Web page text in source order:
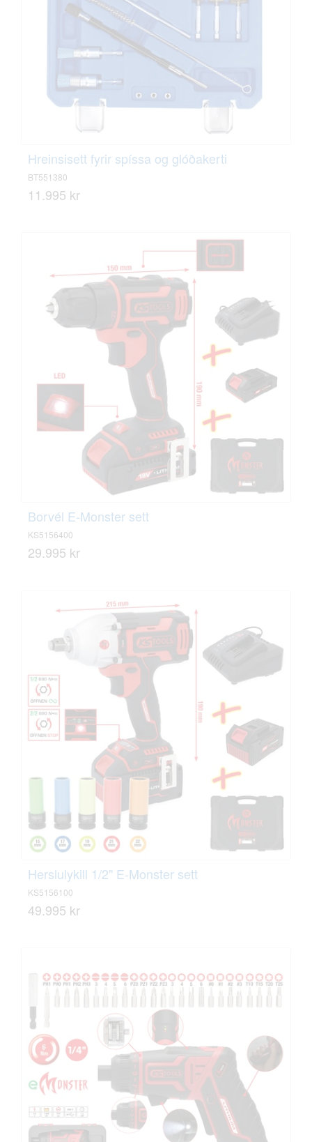
Hreinsisett fyrir spíssa og glóðakerti
BT551380
11.995 kr
Borvél E-Monster sett
KS5156400
29.995 kr
Herslulykill 1/2" E-Monster sett
KS5156100
49.995 kr